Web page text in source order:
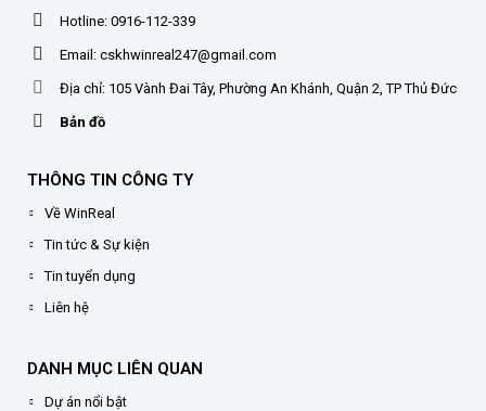
Hotline: 0916-112-339
Email: cskhwinreal247@gmail.com
Địa chỉ: 105 Vành Đai Tây, Phường An Khánh, Quận 2, TP Thủ Đức
Bản đồ
THÔNG TIN CÔNG TY
Về WinReal
Tin tức & Sự kiện
Tin tuyển dụng
Liên hệ
DANH MỤC LIÊN QUAN
Dự án nổi bật